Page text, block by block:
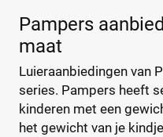
Teddy Care
Tidoo
Toujours
Trekpleister
Wiona
Gewicht kind
Pampers
maat
Luieraanbiedingen van
series. Pampers heeft
kinderen met een
het gewicht van je